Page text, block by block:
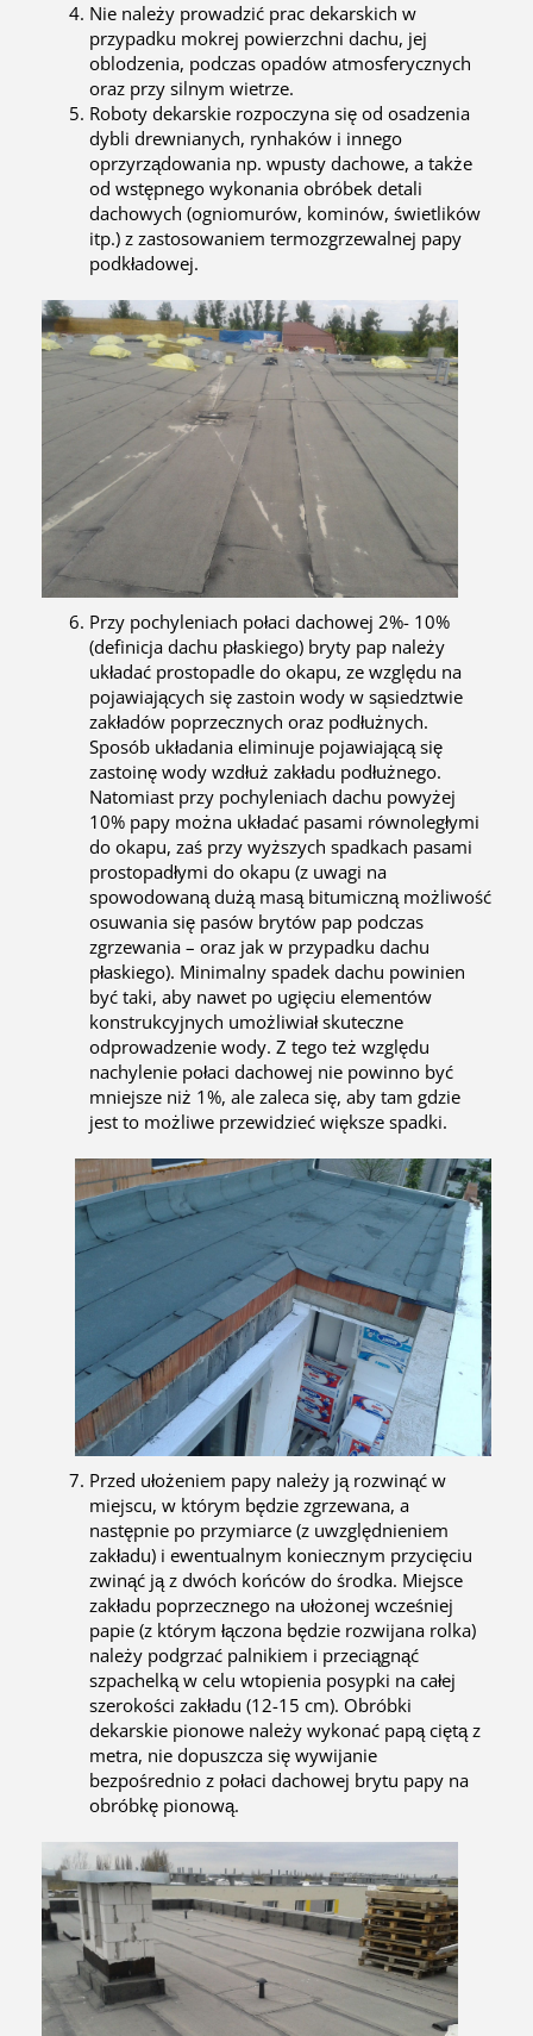
Nie należy prowadzić prac dekarskich w
przypadku mokrej powierzchni dachu, jej
oblodzenia, podczas opadów atmosferycznych
oraz przy silnym wietrze.
Roboty dekarskie rozpoczyna się od osadzenia
dybli drewnianych, rynhaków i innego
oprzyrządowania np. wpusty dachowe, a także
od wstępnego wykonania obróbek detali
dachowych (ogniomurów, kominów, świetlików
itp.) z zastosowaniem termozgrzewalnej papy
podkładowej.
Przy pochyleniach połaci dachowej 2%- 10%
(definicja dachu płaskiego) bryty pap należy
układać prostopadle do okapu, ze względu na
pojawiających się zastoin wody w sąsiedztwie
zakładów poprzecznych oraz podłużnych.
Sposób układania eliminuje pojawiającą się
zastoinę wody wzdłuż zakładu podłużnego.
Natomiast przy pochyleniach dachu powyżej
10% papy można układać pasami równoległymi
do okapu, zaś przy wyższych spadkach pasami
prostopadłymi do okapu (z uwagi na
spowodowaną dużą masą bitumiczną możliwość
osuwania się pasów brytów pap podczas
zgrzewania – oraz jak w przypadku dachu
płaskiego). Minimalny spadek dachu powinien
być taki, aby nawet po ugięciu elementów
konstrukcyjnych umożliwiał skuteczne
odprowadzenie wody. Z tego też względu
nachylenie połaci dachowej nie powinno być
mniejsze niż 1%, ale zaleca się, aby tam gdzie
jest to możliwe przewidzieć większe spadki.
Przed ułożeniem papy należy ją rozwinąć w
miejscu, w którym będzie zgrzewana, a
następnie po przymiarce (z uwzględnieniem
zakładu) i ewentualnym koniecznym przycięciu
zwinąć ją z dwóch końców do środka. Miejsce
zakładu poprzecznego na ułożonej wcześniej
papie (z którym łączona będzie rozwijana rolka)
należy podgrzać palnikiem i przeciągnąć
szpachelką w celu wtopienia posypki na całej
szerokości zakładu (12-15 cm). Obróbki
dekarskie pionowe należy wykonać papą ciętą z
metra, nie dopuszcza się wywijanie
bezpośrednio z połaci dachowej brytu papy na
obróbkę pionową.